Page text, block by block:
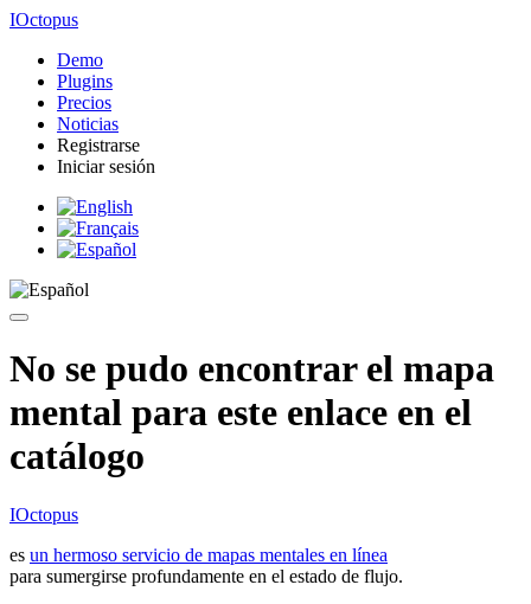
IOctopus
Demo
Plugins
Precios
Noticias
Registrarse
Iniciar sesión
No se pudo encontrar el mapa
mental para este enlace en el
catálogo
IOctopus
es un hermoso servicio de mapas mentales en línea
para sumergirse profundamente en el estado de flujo.